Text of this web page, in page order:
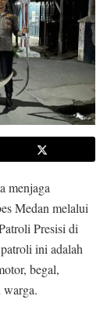
menjaga
Medan melalui
Presisi di
ini adalah
begal,
warga.